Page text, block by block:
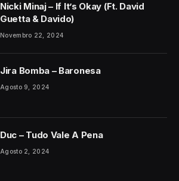
Nicki Minaj – If It’s Okay (Ft. David
Guetta & Davido)
Novembro 22, 2024
Jira Bomba – Baronesa
Agosto 9, 2024
Duc – Tudo Vale A Pena
Agosto 2, 2024